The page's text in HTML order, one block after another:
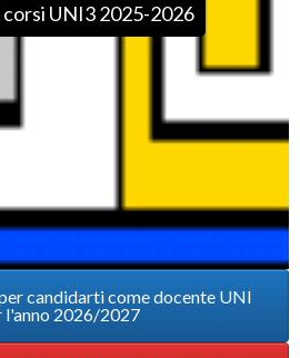
corsi UNI3 2025-2026
candidarti come docente UNI
l'anno 2026/2027